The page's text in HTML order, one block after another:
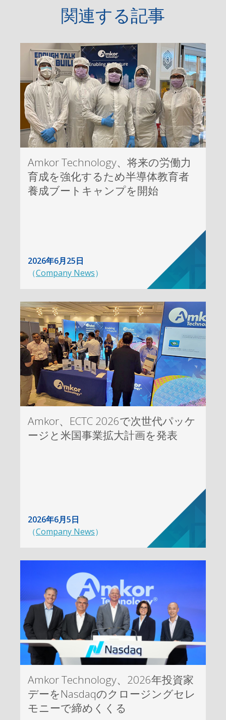
関連する記事
Amkor Technology、将来の労働力
育成を強化するため半導体教育者
養成ブートキャンプを開始
2026年6月25日
（Company News）
Amkor、ECTC 2026で次世代パッケ
ージと米国事業拡大計画を発表
2026年6月5日
（Company News）
Amkor Technology、2026年投資家
デーをNasdaqのクロージングセレ
モニーで締めくくる